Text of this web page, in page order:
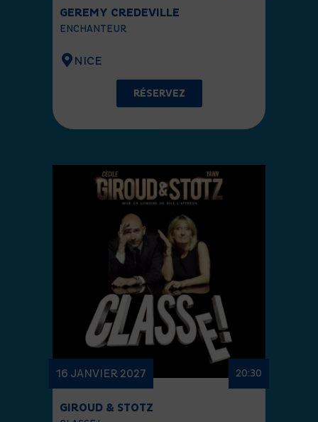
GEREMY CREDEVILLE
ENCHANTEUR
NICE
RÉSERVEZ
16 JANVIER 2027 20:30
GIROUD & STOTZ